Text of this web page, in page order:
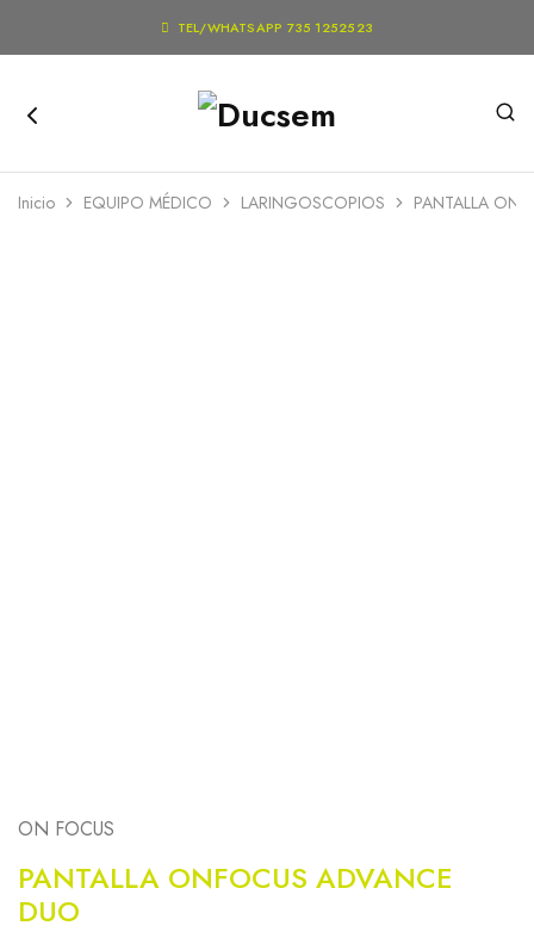
 TEL/WHATSAPP 735 1252523
Inicio EQUIPO MÉDICO LARINGOSCOPIOS PANTALLA
ON FOCUS
PANTALLA ONFOCUS ADVANCE
DUO